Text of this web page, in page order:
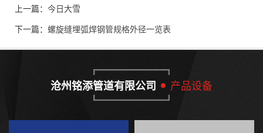
上一篇： 今日大雪
下一篇： 螺旋缝埋弧焊钢管规格外径一览表
沧州铭添管道有限公司 产品设备